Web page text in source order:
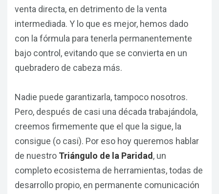
venta directa, en detrimento de la venta
intermediada. Y lo que es mejor, hemos dado
con la fórmula para tenerla permanentemente
bajo control, evitando que se convierta en un
quebradero de cabeza más.
Nadie puede garantizarla, tampoco nosotros.
Pero, después de casi una década trabajándola,
creemos firmemente que el que la sigue, la
consigue (o casi). Por eso hoy queremos hablar
de nuestro Triángulo de la Paridad , un
completo ecosistema de herramientas, todas de
desarrollo propio, en permanente comunicación